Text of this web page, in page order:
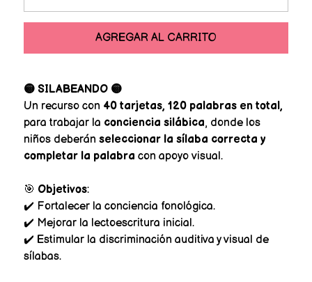
AGREGAR AL CARRITO
🟡 SILABEANDO 🟡
Un recurso con 40 tarjetas, 120 palabras en total,
para trabajar la conciencia silábica, donde los
niños deberán seleccionar la sílaba correcta y
completar la palabra con apoyo visual.
🎯 Objetivos:
✔️ Fortalecer la conciencia fonológica.
✔️ Mejorar la lectoescritura inicial.
✔️ Estimular la discriminación auditiva y visual de
sílabas.